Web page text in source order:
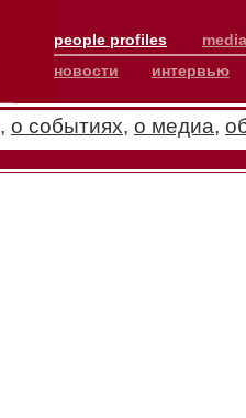
people profiles
новости
интервью
, о событиях, о медиа,